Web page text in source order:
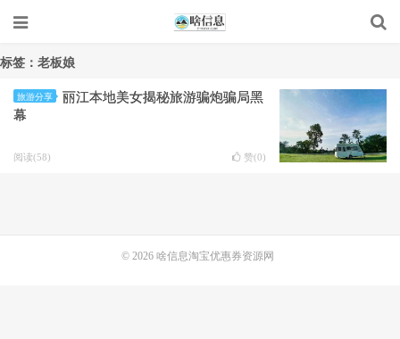
标签：老板娘
旅游分享
丽江本地美女揭秘旅游骗炮骗局黑
幕
阅读(58) 赞(0)
© 2026 啥信息淘宝优惠券资源网